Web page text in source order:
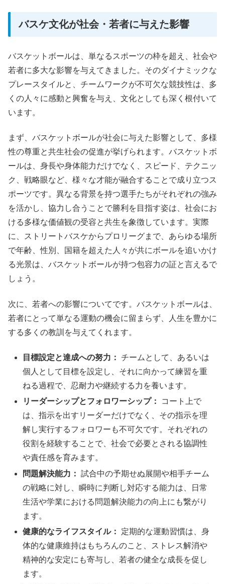
バスケ文化が社会・若者に与えた影響
バスケットボールは、単なるスポーツの枠を超え、社会や
若者に多大な影響を与えてきました。そのダイナミックな
プレースタイルと、チームワークが不可欠な競技性は、多
くの人々に感動と興奮を与え、文化としても深く根付いて
います。
まず、バスケットボールが社会に与えた影響として、多様
性の尊重と共生社会の促進が挙げられます。バスケットボ
ールは、身長や身体能力だけでなく、スピード、テクニッ
ク、戦略眼など、様々な才能が融合することで成り立つス
ポーツです。異なる背景を持つ選手たちがそれぞれの強み
を活かし、協力し合うことで勝利を目指す姿は、社会にお
ける多様な価値観の受容と共生を象徴しています。実際
に、ストリートバスケからプロリーグまで、あらゆる場所
で年齢、性別、国籍を超えた人々が共にボールを追いかけ
る光景は、バスケットボールが持つ包容力の証と言えるで
しょう。
次に、若者への影響についてです。バスケットボールは、
若者にとって単なる運動の機会に留まらず、人生を豊かに
する多くの教訓を与えてくれます。
目標設定と達成への努力： チームとして、あるいは
個人として目標を設定し、それに向かって練習を重
ねる過程で、忍耐力や継続する力を養います。
リーダーシップとフォロワーシップ：
コート上で
は、指示を出すリーダーだけでなく、その指示を理
解し実行するフォロワーも不可欠です。それぞれの
役割を経験することで、社会で必要とされる協調性
や責任感を育みます。
問題解決能力： 試合中の予期せぬ展開や相手チーム
の戦略に対し、瞬時に判断し対応する能力は、日常
生活や学業における問題解決能力の向上にも繋がり
ます。
健康的なライフスタイル：
定期的な運動習慣は、身
体的な健康維持はもちろんのこと、ストレス解消や
精神的な安定にも寄与し、若者の健全な成長を促し
ます。